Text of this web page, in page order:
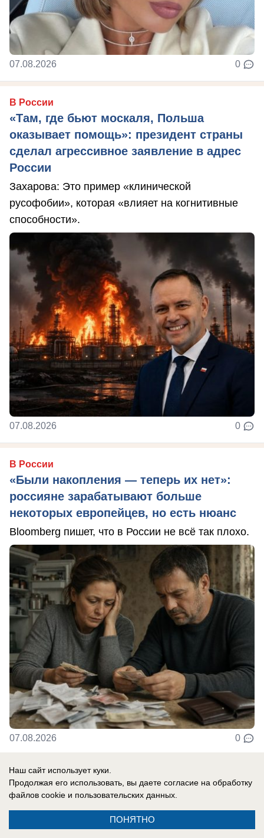
07.08.2026 0
В России
«Там, где бьют москаля, Польша
оказывает помощь»: президент страны
сделал агрессивное заявление в адрес
России
Захарова: Это пример «клинической
русофобии», которая «влияет на когнитивные
способности».
07.08.2026 0
В России
«Были накопления — теперь их нет»:
россияне зарабатывают больше
некоторых европейцев, но есть нюанс
Bloomberg пишет, что в России не всё так плохо.
07.08.2026 0
Реклама на сайте
Контакты
Наш сайт использует куки.
Продолжая его использовать, вы даете согласие на обработку
файлов cookie и пользовательских данных.
ПОНЯТНО